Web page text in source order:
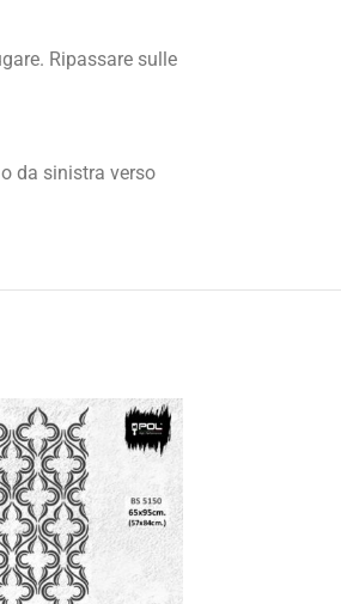
Ripassare sulle
da sinistra verso